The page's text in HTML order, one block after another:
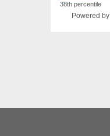
38th percentile
Powered by